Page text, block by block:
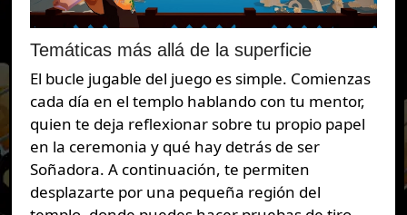
Temáticas más allá de la superficie
El bucle jugable del juego es simple. Comienzas
cada día en el templo hablando con tu mentor,
quien te deja reflexionar sobre tu propio papel
en la ceremonia y qué hay detrás de ser
Soñadora. A continuación, te permiten
desplazarte por una pequeña región del